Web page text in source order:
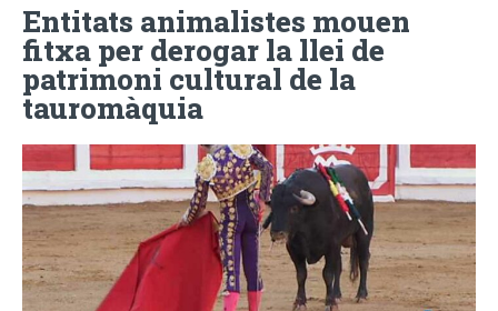
Entitats animalistes mouen
fitxa per derogar la llei de
patrimoni cultural de la
tauromàquia